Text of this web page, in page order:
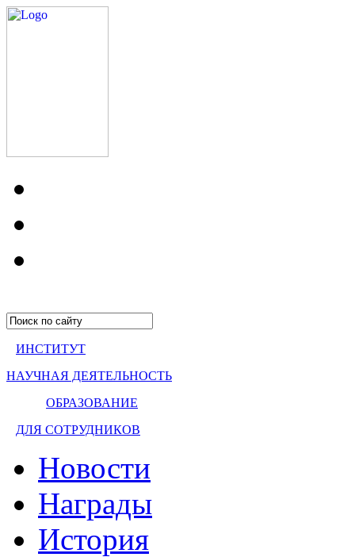
ИНСТИТУТ
НАУЧНАЯ ДЕЯТЕЛЬНОСТЬ
ОБРАЗОВАНИЕ
ДЛЯ СОТРУДНИКОВ
Новости
Награды
История